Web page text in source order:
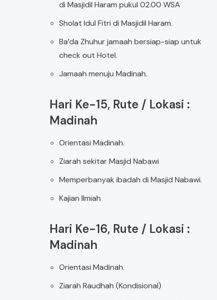
di Masjidil Haram pukul 02.00 WSA
Sholat Idul Fitri di Masjidil Haram.
Ba’da Zhuhur jamaah bersiap-siap untuk
check out Hotel.
Jamaah menuju Madinah.
Hari Ke-15, Rute / Lokasi :
Madinah
Orientasi Madinah.
Ziarah sekitar Masjid Nabawi
Memperbanyak ibadah di Masjid Nabawi.
Kajian Ilmiah
Hari Ke-16, Rute / Lokasi :
Madinah
Orientasi Madinah.
Ziarah Raudhah (Kondisional)